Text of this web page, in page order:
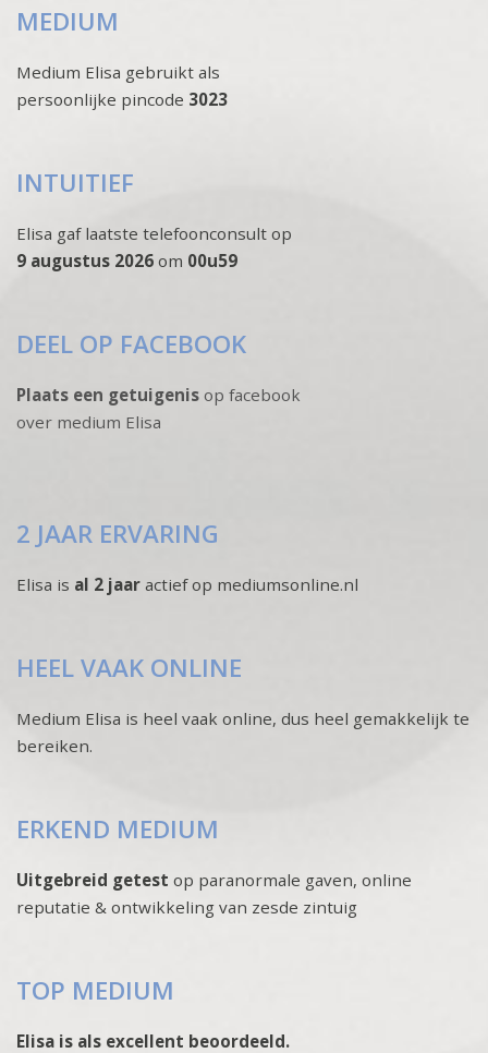
MEDIUM
Medium Elisa gebruikt als
persoonlijke pincode 3023
INTUITIEF
Elisa gaf laatste telefoonconsult op
9 augustus 2026 om 00u59
DEEL OP FACEBOOK
Plaats een getuigenis op facebook
over medium Elisa
2 JAAR ERVARING
Elisa is al 2 jaar actief op mediumsonline.nl
HEEL VAAK ONLINE
Medium Elisa is heel vaak online, dus heel gemakkelijk te
bereiken.
ERKEND MEDIUM
Uitgebreid getest op paranormale gaven, online
reputatie & ontwikkeling van zesde zintuig
TOP MEDIUM
Elisa is als excellent beoordeeld.